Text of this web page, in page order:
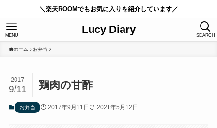
＼楽天ROOMでもお気に入りを紹介しています／
Lucy Diary SEARCH
MENU
ホーム お弁当
鶏肉の甘酢
2017
9/11
お弁当 2017年9月11日 2021年5月12日